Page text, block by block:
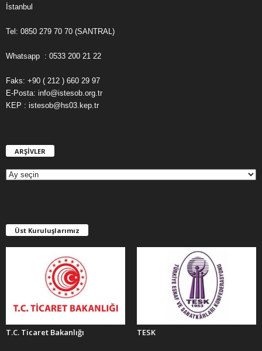
İstanbul
Tel: 0850 279 70 70 (SANTRAL)
Whatsapp : 0533 200 21 22
Faks: +90 ( 212 ) 660 29 97
E-Posta: info@istesob.org.tr
KEP : istesob@hs03.kep.tr
ARŞİVLER
E
R
Üst Kuruluşlarımız
T.C. Ticaret Bakanlığı TESK